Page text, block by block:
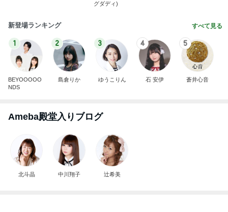
グダディ)
新登場ランキング すべて見る
1
BEYOOOOO
NDS
2
島倉りか
3
ゆうこりん
4
石 安伊
5
蒼井心音
Ameba殿堂入りブログ
北斗晶 中川翔子 辻希美